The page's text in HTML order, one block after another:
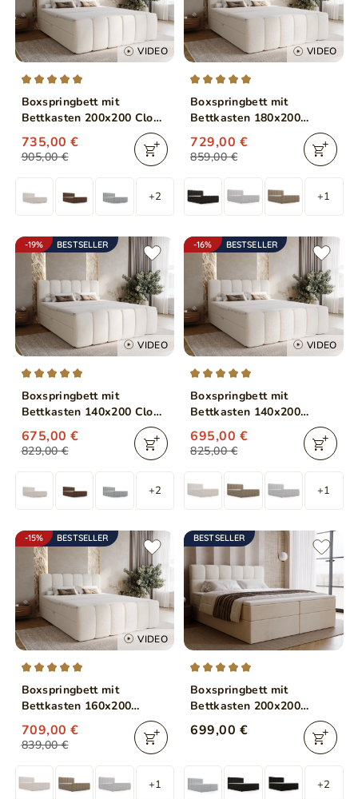
VIDEO
Boxspringbett mit
Bettkasten 200x200 Cloud
Beige
905,00 €
735,00 €
+2
VIDEO
Boxspringbett mit
Bettkasten 180x200
Bouclé-Stoff Cloud Beige
859,00 €
729,00 €
+1
-19% BESTSELLER
VIDEO
Boxspringbett mit
Bettkasten 140x200 Cloud
Beige
829,00 €
675,00 €
+2
-16% BESTSELLER
VIDEO
Boxspringbett mit
Bettkasten 140x200
Bouclé-Stoff Cloud Beige
825,00 €
695,00 €
+1
-15% BESTSELLER
VIDEO
Boxspringbett mit
Bettkasten 160x200
Bouclé-Stoff Cloud Beige
839,00 €
709,00 €
+1
BESTSELLER
Boxspringbett mit
Bettkasten 200x200
Maison Beige
699,00 €
+2